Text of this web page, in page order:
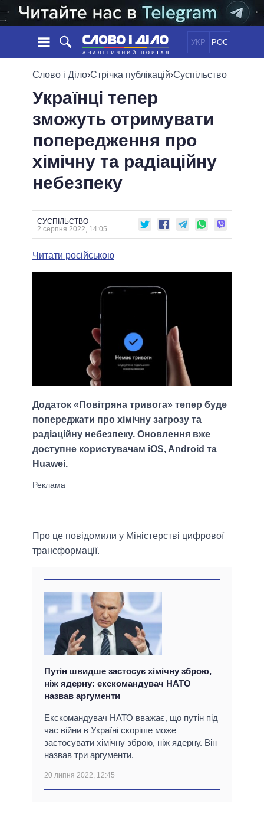
УКР РОС
НОВИНИ
СТРІЧКА
ПОДІЇ
СТАТТІ
ДУМКИ
ОГЛЯДИ
ДАЙДЖЕСТИ
ПОЛІТИКА
ЕКОНОМІКА
СУСПІЛЬСТВО
СВІТ
ОБIЦЯНКИ
ПОЛIТИКИ
УСІ ПОЛІТИКИ
ПРЕЗИДЕНТ І ОФІС
ВЕРХОВНА РАДА
ГОЛОВИ ОБЛАДМІНІСТРАЦІЙ
МЕРИ МІСТ
ВСІ ПЕРСОНИ
ІНФОГРАФІКА
ВІДЕО
ПОРІВНЯННЯ ПОЛІТИКІВ
Слово і Діло›Стрічка публікацій›Суспільство
Українці тепер
зможуть отримувати
попередження про
хімічну та радіаційну
небезпеку
СУСПІЛЬСТВО
2 серпня 2022, 14:05
Читати російською
Додаток «Повітряна тривога» тепер буде
попереджати про хімічну загрозу та
радіаційну небезпеку. Оновлення вже
доступне користувачам iOS, Android та
Huawei.
Про це повідомили у Міністерстві цифрової
трансформації.
Путін швидше застосує хімічну зброю,
ніж ядерну: екскомандувач НАТО
назвав аргументи
Екскомандувач НАТО вважає, що путін під
час війни в Україні скоріше може
застосувати хімічну зброю, ніж ядерну. Він
назвав три аргументи.
20 липня 2022, 12:45